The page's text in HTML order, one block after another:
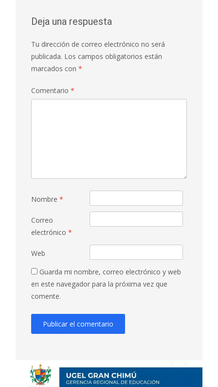
Deja una respuesta
Tu dirección de correo electrónico no será
publicada. Los campos obligatorios están
marcados con *
Comentario *
Nombre *
Correo
electrónico *
Web
Guarda mi nombre, correo electrónico y web
en este navegador para la próxima vez que
comente.